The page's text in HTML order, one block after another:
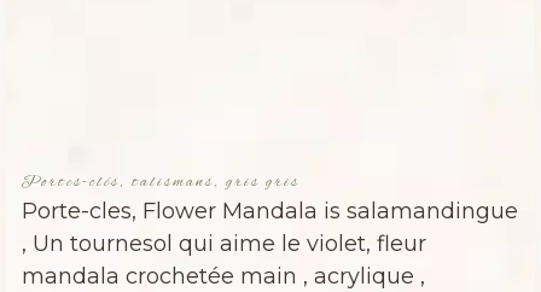
Portes-clés, talismans, gris gris
Porte-cles, Flower Mandala is salamandingue
, Un tournesol qui aime le violet, fleur
mandala crochetée main , acrylique ,